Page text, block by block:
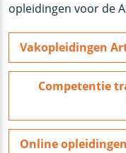
opleidingen voor de
Vakopleidingen
Competentie
Online opleidingen